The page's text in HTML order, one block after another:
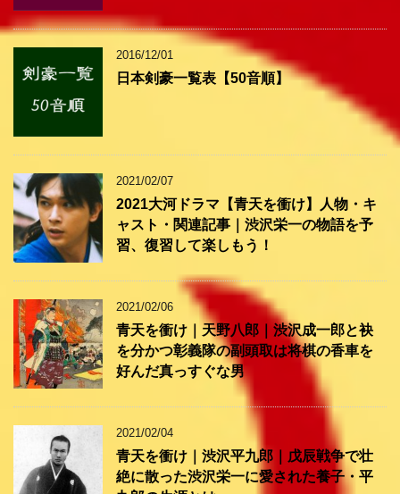
2016/12/01
日本剣豪一覧表【50音順】
2021/02/07
2021大河ドラマ【青天を衝け】人物・キ
ャスト・関連記事｜渋沢栄一の物語を予
習、復習して楽しもう！
2021/02/06
青天を衝け｜天野八郎｜渋沢成一郎と袂
を分かつ彰義隊の副頭取は将棋の香車を
好んだ真っすぐな男
2021/02/04
青天を衝け｜渋沢平九郎｜戊辰戦争で壮
絶に散った渋沢栄一に愛された養子・平